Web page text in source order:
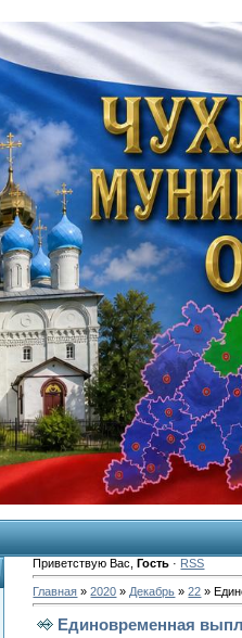
Приветствую Вас ,Гость · RSS
Главная »2020 » Декабрь » 22 »
Единовременная